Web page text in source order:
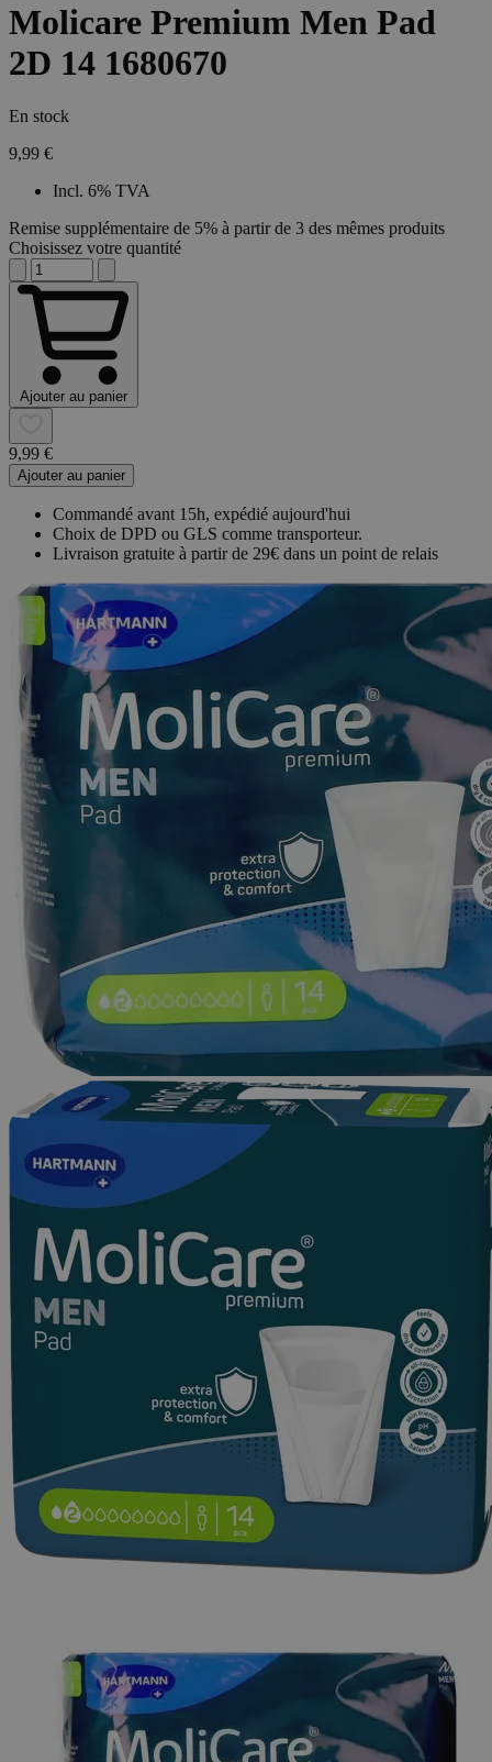
Molicare Premium Men Pad
2D 14 1680670
En stock
9,99 €
Incl. 6% TVA
Remise supplémentaire de 5% à partir de 3 des mêmes produits
Choisissez votre quantité
Ajouter au panier
9,99 €
Ajouter au panier
Commandé avant 15h, expédié aujourd'hui
Choix de DPD ou GLS comme transporteur.
Livraison gratuite à partir de 29€ dans un point de relais